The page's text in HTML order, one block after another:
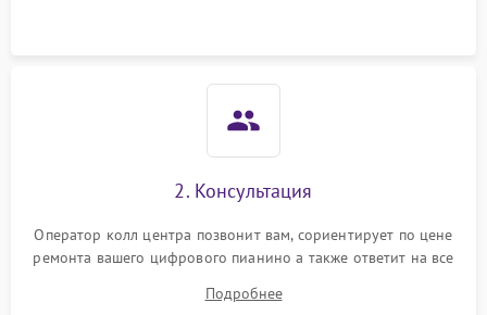
2. Консультация
Оператор колл центра позвонит вам, сориентирует по цене
ремонта вашего цифрового пианино а также ответит на все
Подробнее